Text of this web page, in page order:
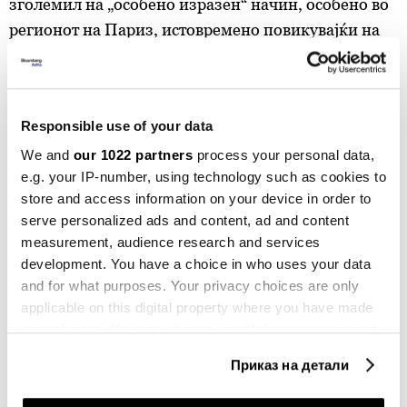
Responsible use of your data
We and our 1022 partners process your personal data,
e.g. your IP-number, using technology such as cookies to
store and access information on your device in order to
serve personalized ads and content, ad and content
measurement, audience research and services
development. You have a choice in who uses your data
and for what purposes. Your privacy choices are only
applicable on this digital property where you have made
your choices. You can change or withdraw your consent
Приказ на детали
зголемил на „особено изразен“ начин, особено во
регионот на Париз, истовремено повикувајќи на
солидарност со изолираните лица, вклучително и
Билтен
Вистинските одлуки започнуваат со
вистински информации
Претплати се
Италија во неделата се соочува со најтешкиот ден
Рим и Милано, се под „црвен“ климатски аларм -
највисокото ниво на предупредување според